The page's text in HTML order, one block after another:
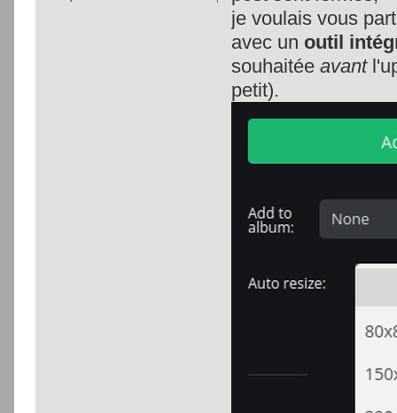
je voulais vous
avec un outil
souhaitéeavant
petit).